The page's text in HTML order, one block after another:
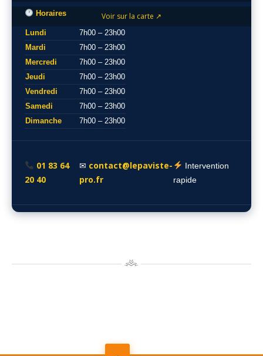
Voir sur la carte ↗
Horaires
Lundi
7h00 – 23h00
Mardi
7h00 – 23h00
Mercredi
7h00 – 23h00
Jeudi
7h00 – 23h00
Vendredi
7h00 – 23h00
Samedi
7h00 – 23h00
Dimanche
7h00 – 23h00
01 83 64
20 40
✉ contact@lepaviste-
pro.fr
Intervention
rapide